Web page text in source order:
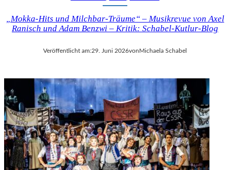
„Mokka-Hits und Milchbar-Träume“ – Musikrevue von Axel
Ranisch und Adam Benzwi – Kritik: Schabel-Kutlur-Blog
Veröffentlicht am:29. Juni 2026vonMichaela Schabel